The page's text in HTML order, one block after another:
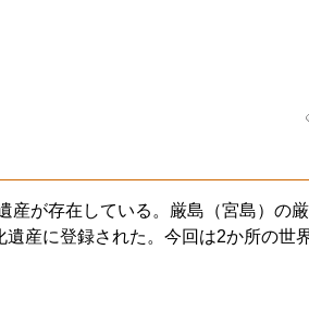
産が存在している。厳島（宮島）の
産に登録された。今回は2か所の世